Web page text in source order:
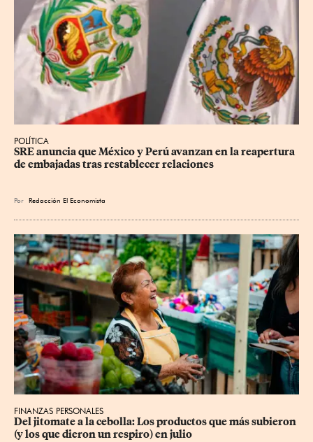
POLÍTICA
SRE anuncia que México y Perú avanzan en la reapertura
de embajadas tras restablecer relaciones
Por Redacción El Economista
FINANZAS PERSONALES
Del jitomate a la cebolla: Los productos que más subieron
(y los que dieron un respiro) en julio